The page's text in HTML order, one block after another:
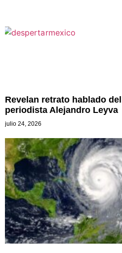
Revelan retrato hablado
periodista Alejandro Leyva
julio 24, 2026